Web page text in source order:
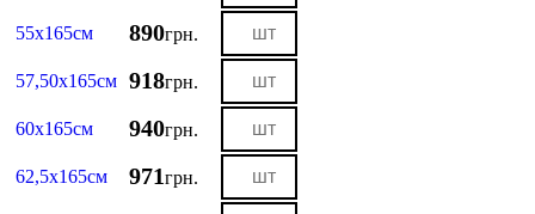
55х165см 890грн.
57,50х165см 918грн.
60х165см 940грн.
62,5х165см 971грн.